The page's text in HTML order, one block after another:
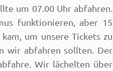
um 07.00 Uhr abfahren.
funktionieren, aber 15
um unsere Tickets zu
wir abfahren sollten. Der
Wir lächelten über